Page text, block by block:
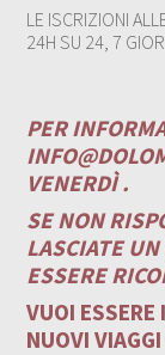
LE ISCRIZIONI
24H SU 24, 7
PER
VENERDÌ .
SE NON
LASCIATE
ESSERE
VUOI
NUOVI